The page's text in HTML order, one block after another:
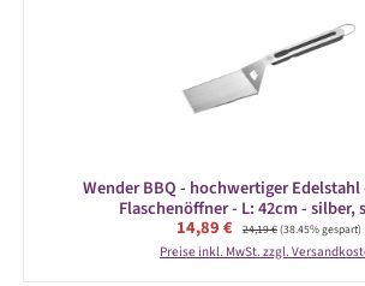
Wender BBQ - hochwertiger Edelstahl - integrierter
Flaschenöffner - L: 42cm - silber,
Verkaufspreis:
14,89 € Regulärer Preis:
24,19 €(38.45% gespart)
Preise inkl. MwSt. zzgl.